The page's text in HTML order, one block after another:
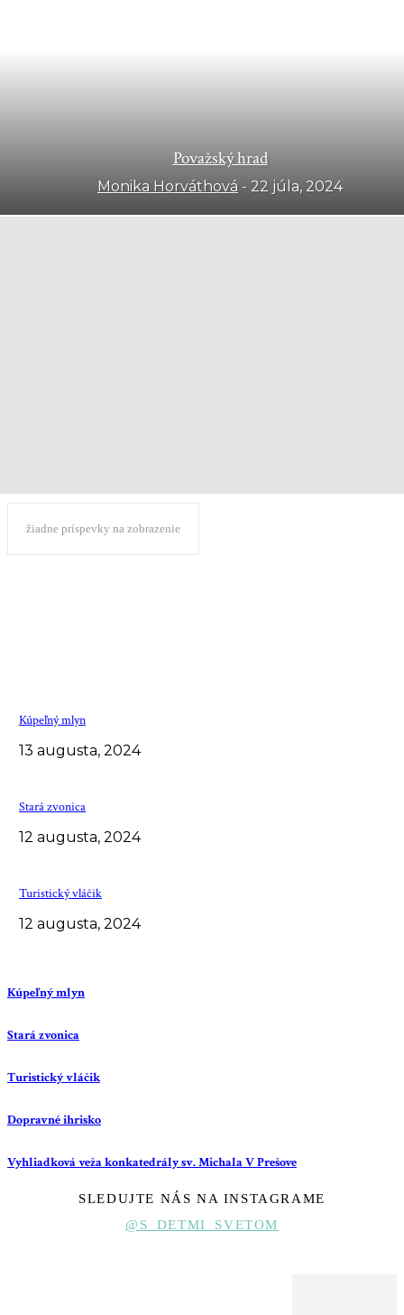
Považský hrad
Monika Horváthová - 22 júla, 2024
žiadne príspevky na zobrazenie
Kúpeľný mlyn
13 augusta, 2024
Stará zvonica
12 augusta, 2024
Turistický vláčik
12 augusta, 2024
Kúpeľný mlyn
Stará zvonica
Turistický vláčik
Dopravné ihrisko
Vyhliadková veža konkatedrály sv. Michala V Prešove
SLEDUJTE NÁS NA INSTAGRAME
@S_DETMI_SVETOM